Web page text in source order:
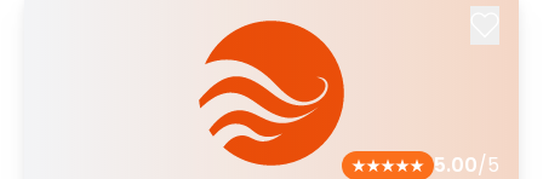
5.00/5